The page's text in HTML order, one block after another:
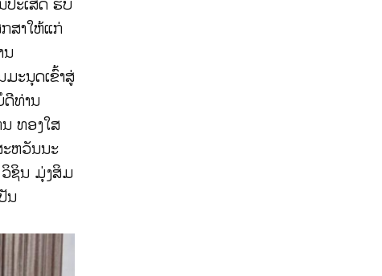
ສາໃຫ້ແກ່
ນ
ະນຸດເຂົ້າສູ່
ທ່ານ
ທອງໃສ
ະຫວັນນະ
ວິຊິນ ມຸ່ງສິມ
ນ